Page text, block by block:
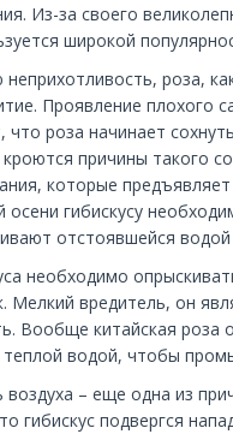
Из-за своего
широкой
роза,
Проявление плохого
что роза начинает
причины такого
которые
осени гибискусу
отстоявшейся
необходимо
Мелкий вредитель, он
Вообще китайская роза
водой, чтобы
воздуха – еще одна из
гибискус подвергся